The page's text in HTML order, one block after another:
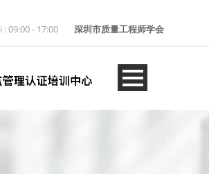
: 09:00 - 17:00 深圳市质量工程师学会